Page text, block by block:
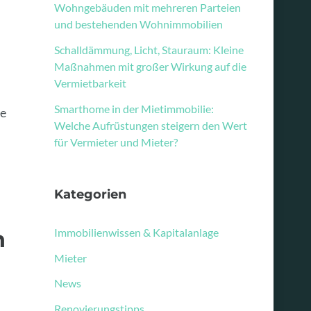
Wohngebäuden mit mehreren Parteien
und bestehenden Wohnimmobilien
Schalldämmung, Licht, Stauraum: Kleine
Maßnahmen mit großer Wirkung auf die
Vermietbarkeit
Smarthome in der Mietimmobilie:
Welche Aufrüstungen steigern den Wert
für Vermieter und Mieter?
Kategorien
Immobilienwissen & Kapitalanlage
Mieter
News